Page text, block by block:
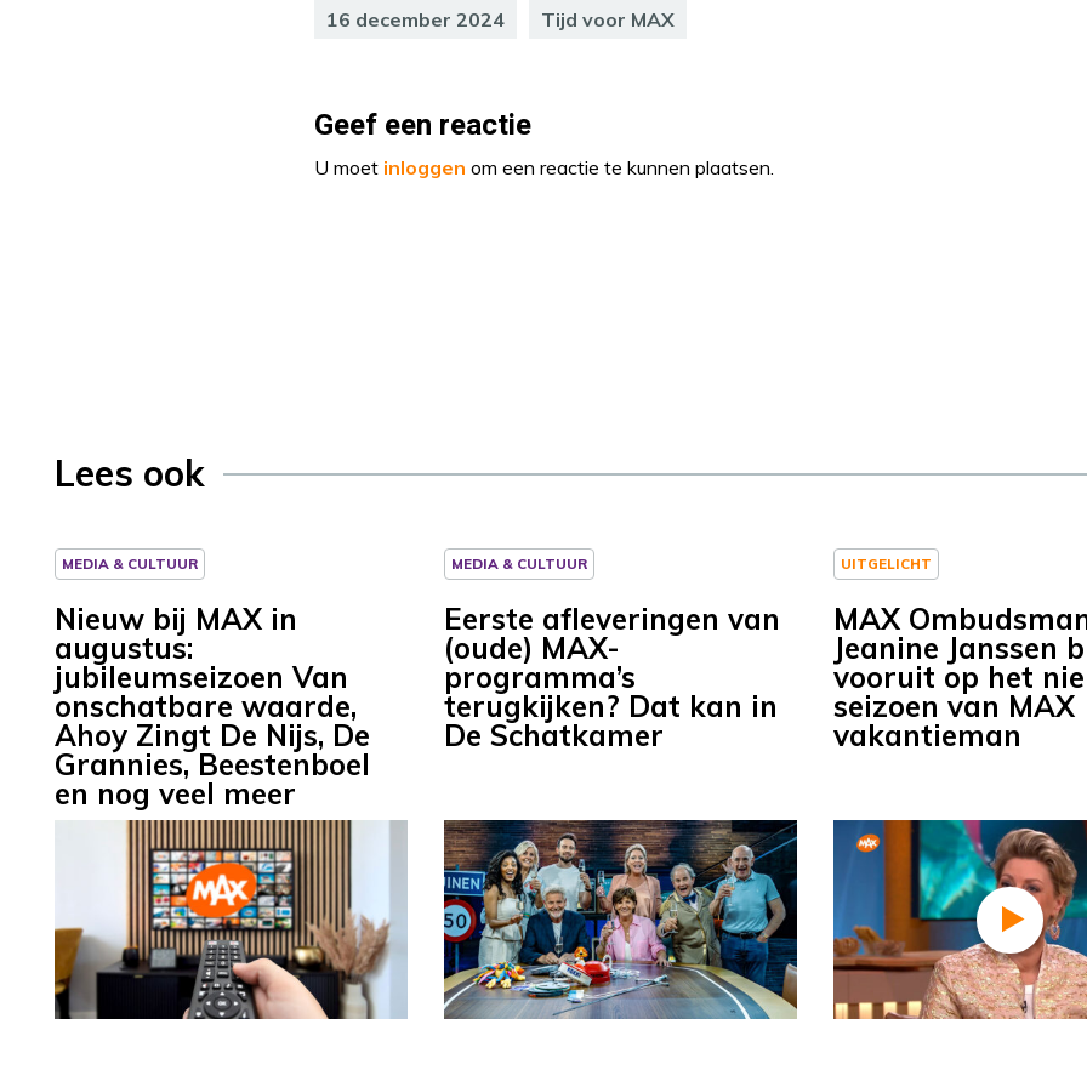
16 december 2024 Tijd voor MAX
Geef een reactie
U moet inloggen om een reactie te kunnen plaatsen.
Lees ook
MEDIA & CULTUUR
Nieuw bij MAX in
augustus:
jubileumseizoen Van
onschatbare waarde,
Ahoy Zingt De Nijs, De
Grannies, Beestenboel
en nog veel meer
MEDIA & CULTUUR
Eerste afleveringen van
(oude) MAX-
programma’s
terugkijken? Dat kan in
De Schatkamer
UITGELICHT
MAX
Jeanine Janssen
vooruit op het
seizoen van MAX
vakantieman